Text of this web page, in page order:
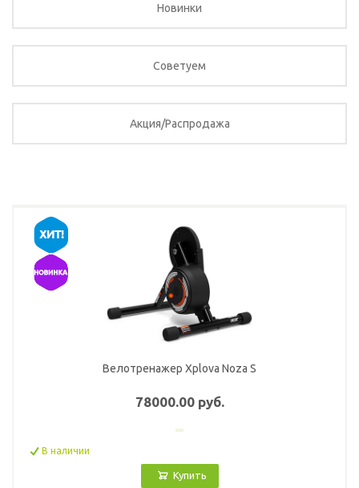
Новинки
Советуем
Акция/Распродажа
Велотренажер Xplova Noza S
78000.00 руб.
В наличии
Купить